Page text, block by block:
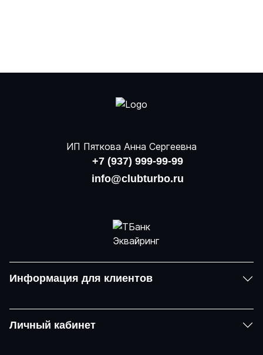
ИП Пяткова Анна Сергеевна
+7 (937) 999-99-99
info@clubturbo.ru
Информация для клиентов
Личный кабинет